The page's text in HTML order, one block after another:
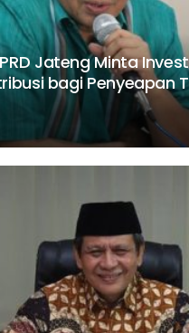
Jateng Minta
bagi Penyeapan